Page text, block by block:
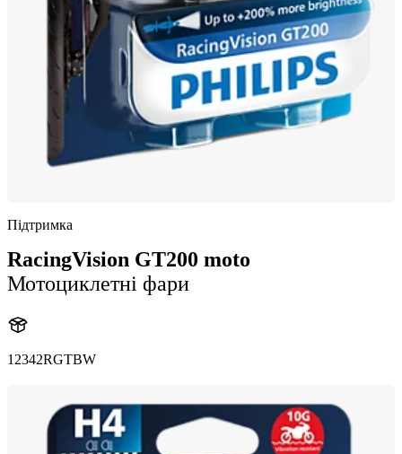
Підтримка
RacingVision GT200 moto
Мотоциклетні фари
12342RGTBW